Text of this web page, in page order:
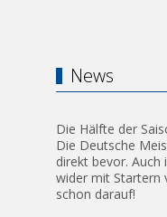
News
Die Hälfte der
Die Deutsche
direkt bevor. Auch
wider mit Startern
schon darauf!